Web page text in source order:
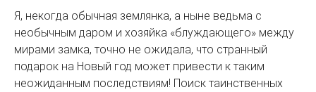
Я, некогда обычная землянка, а ныне ведьма с
необычным даром и хозяйка «блуждающего» между
мирами замка, точно не ожидала, что странный
подарок на Новый год может привести к таким
неожиданным последствиям! Поиск таинственных